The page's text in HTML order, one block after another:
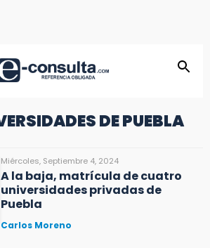
DE PUEBLA
Miércoles, Septiembre 4, 2024
A la baja, matrícula de cuatro
universidades privadas de
Puebla
Carlos Moreno